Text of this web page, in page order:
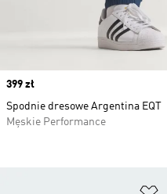
Price
399 zł
Spodnie dresowe Argentina EQT
Męskie Performance